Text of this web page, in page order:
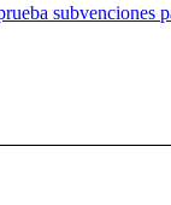
subvenciones